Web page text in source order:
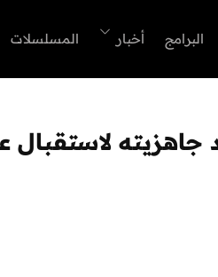
البرامج أخبار المسلسلات
جاهزيته لاستقبال